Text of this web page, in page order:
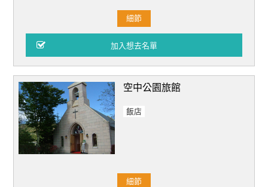
細節
空中公園旅館
飯店
細節